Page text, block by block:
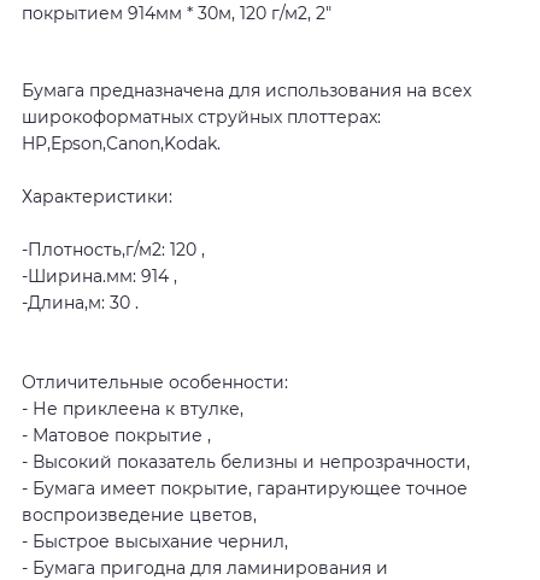
покрытием 914мм * 30м, 120 г/м2, 2"
Бумага предназначена для использования на всех
широкоформатных струйных плоттерах:
HP,Epson,Canon,Kodak.
Характеристики:
-Плотность,г/м2: 120 ,
-Ширина.мм: 914 ,
-Длина,м: 30 .
Отличительные особенности:
- Не приклеена к втулке,
- Матовое покрытие ,
- Высокий показатель белизны и непрозрачности,
- Бумага имеет покрытие, гарантирующее точное
воспроизведение цветов,
- Быстрое высыхание чернил,
- Бумага пригодна для ламинирования и